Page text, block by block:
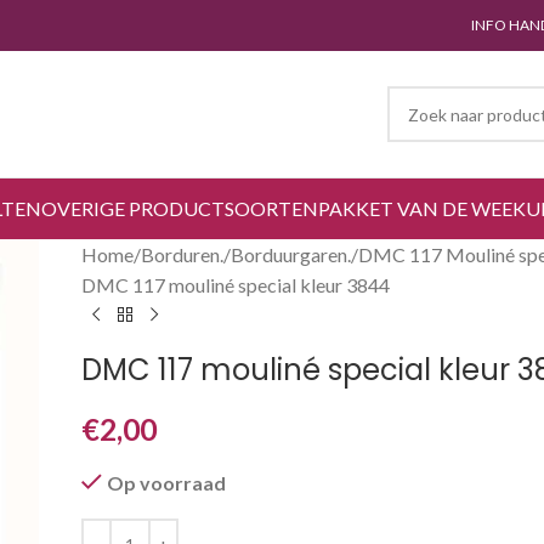
INFO
OVERIGE PRODUCTSOORTENPAKKET VAN DE WEEK
Home Borduren. Borduurgaren. DMC 117 Mouliné
DMC 117 mouliné special kleur 3844
DMC 117 mouliné special kleur
€2,00
Op voorraad